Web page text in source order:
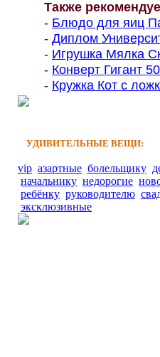
Также
- Блюдо для яиц
- Диплом
- Игрушка Мялка
- Конверт Гигант
- Кружка Кот с
УДИВИТЕЛЬНЫЕ ВЕЩИ:
vip азартные болельщику
начальнику недорогие
ребёнку руководителю
эксклюзивные